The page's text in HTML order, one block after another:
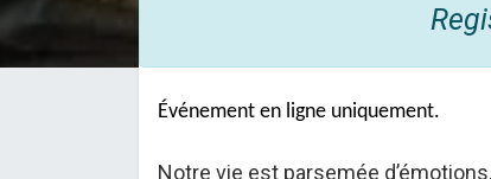
Événement en ligne uniquement.
Notre vie est parsemée